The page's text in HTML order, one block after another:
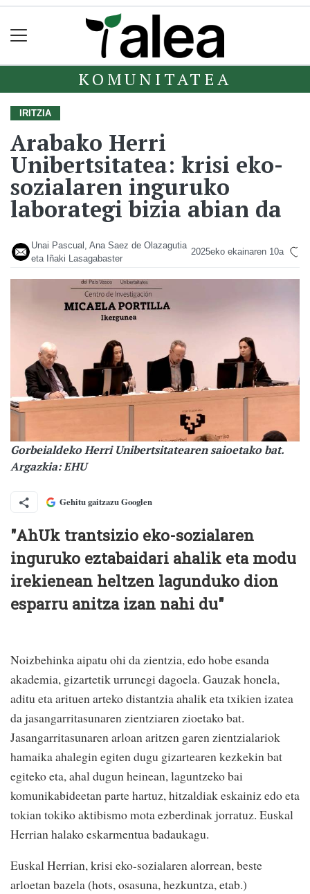
KOMUNITATEA
IRITZIA
Arabako Herri
Unibertsitatea: krisi eko-
sozialaren inguruko
laborategi bizia abian da
Unai Pascual, Ana Saez de Olazagutia
eta Iñaki Lasagabaster
2025eko ekainaren 10a
Gorbeialdeko Herri Unibertsitatearen saioetako bat.
Argazkia: EHU
Gehitu gaitzazu Googlen
"AhUk trantsizio eko-sozialaren
inguruko eztabaidari ahalik eta modu
irekienean heltzen lagunduko dion
esparru anitza izan nahi du"
Noizbehinka aipatu ohi da zientzia, edo hobe esanda
akademia, gizartetik urrunegi dagoela. Gauzak honela,
aditu eta arituen arteko distantzia ahalik eta txikien izatea
da jasangarritasunaren zientziaren zioetako bat.
Jasangarritasunaren arloan aritzen garen zientzialariok
hamaika ahalegin egiten dugu gizartearen kezkekin bat
egiteko eta, ahal dugun heinean, laguntzeko bai
komunikabideetan parte hartuz, hitzaldiak eskainiz edo eta
tokian tokiko aktibismo mota ezberdinak jorratuz. Euskal
Herrian halako eskarmentua badaukagu.
Euskal Herrian, krisi eko-sozialaren alorrean, beste
arloetan bazela (hots, osasuna, hezkuntza, etab.)